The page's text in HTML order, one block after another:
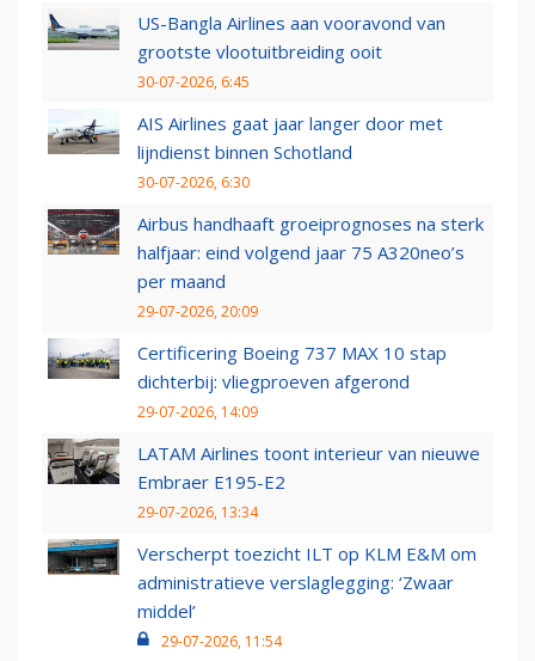
US-Bangla Airlines aan vooravond van
grootste vlootuitbreiding ooit
30-07-2026, 6:45
AIS Airlines gaat jaar langer door met
lijndienst binnen Schotland
30-07-2026, 6:30
Airbus handhaaft groeiprognoses na sterk
halfjaar: eind volgend jaar 75 A320neo’s
per maand
29-07-2026, 20:09
Certificering Boeing 737 MAX 10 stap
dichterbij: vliegproeven afgerond
29-07-2026, 14:09
LATAM Airlines toont interieur van nieuwe
Embraer E195-E2
29-07-2026, 13:34
Verscherpt toezicht ILT op KLM E&M om
administratieve verslaglegging: ‘Zwaar
middel’
29-07-2026, 11:54